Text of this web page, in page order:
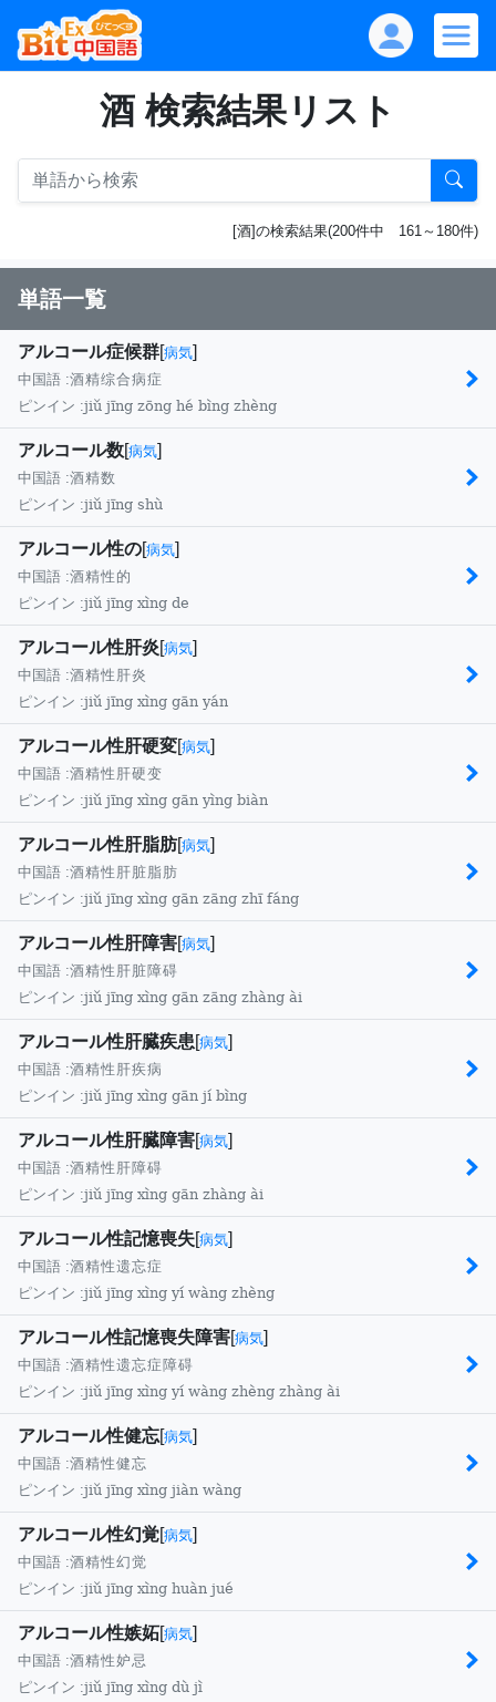
酒 検索結果リスト
[酒]の検索結果(200件中 161～180件)
単語一覧
アルコール症候群[病気]
中国語 :酒精综合病症
ピンイン :jiǔ jīng zōng hé bìng zhèng
アルコール数[病気]
中国語 :酒精数
ピンイン :jiǔ jīng shù
アルコール性の[病気]
中国語 :酒精性的
ピンイン :jiǔ jīng xìng de
アルコール性肝炎[病気]
中国語 :酒精性肝炎
ピンイン :jiǔ jīng xìng gān yán
アルコール性肝硬変[病気]
中国語 :酒精性肝硬变
ピンイン :jiǔ jīng xìng gān yìng biàn
アルコール性肝脂肪[病気]
中国語 :酒精性肝脏脂肪
ピンイン :jiǔ jīng xìng gān zāng zhī fáng
アルコール性肝障害[病気]
中国語 :酒精性肝脏障碍
ピンイン :jiǔ jīng xìng gān zāng zhàng ài
アルコール性肝臓疾患[病気]
中国語 :酒精性肝疾病
ピンイン :jiǔ jīng xìng gān jí bìng
アルコール性肝臓障害[病気]
中国語 :酒精性肝障碍
ピンイン :jiǔ jīng xìng gān zhàng ài
アルコール性記憶喪失[病気]
中国語 :酒精性遗忘症
ピンイン :jiǔ jīng xìng yí wàng zhèng
アルコール性記憶喪失障害[病気]
中国語 :酒精性遗忘症障碍
ピンイン :jiǔ jīng xìng yí wàng zhèng zhàng ài
アルコール性健忘[病気]
中国語 :酒精性健忘
ピンイン :jiǔ jīng xìng jiàn wàng
アルコール性幻覚[病気]
中国語 :酒精性幻觉
ピンイン :jiǔ jīng xìng huàn jué
アルコール性嫉妬[病気]
中国語 :酒精性妒忌
ピンイン :jiǔ jīng xìng dù jì